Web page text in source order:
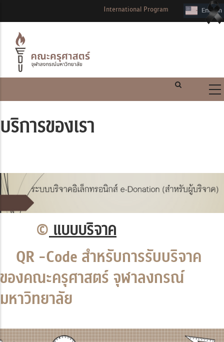
International Program
บริการของเรา
© แบบบริจาค
QR -Code สำหรับการรับบริจาค
ของคณะครุศาสตร์ จุฬาลงกรณ์
มหาวิทยาลัย